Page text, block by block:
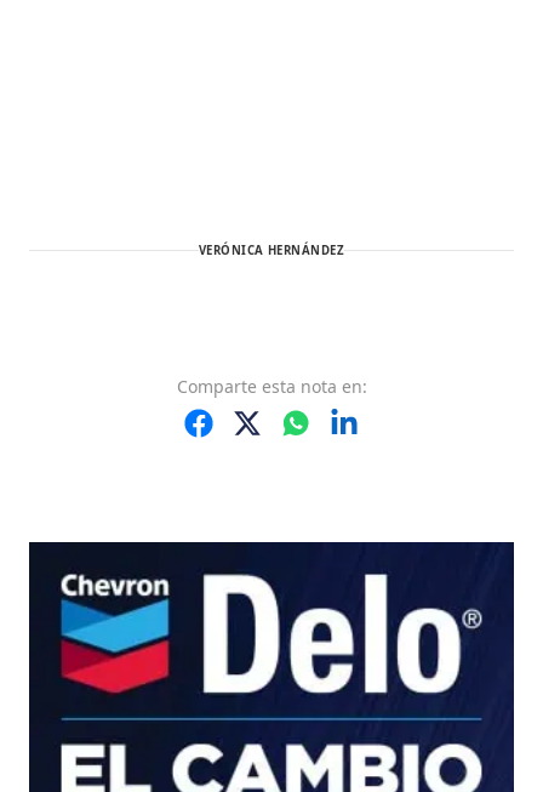
VERÓNICA HERNÁNDEZ
Comparte esta nota en: